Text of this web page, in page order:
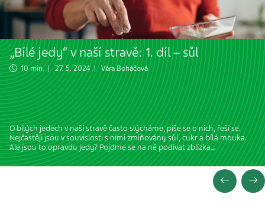
„Bílé jedy“ v naší stravě: 1. díl – sůl
10 min. | 27. 5. 2024 |Věra Boháčová
O bílých jedech v naší stravě často slýcháme, píše se o nich, řeší se.
Nejčastěji jsou v souvislosti s nimi zmiňovány sůl, cukr a bílá mouka.
Ale jsou to opravdu jedy? Pojďme se na ně podívat zblízka…